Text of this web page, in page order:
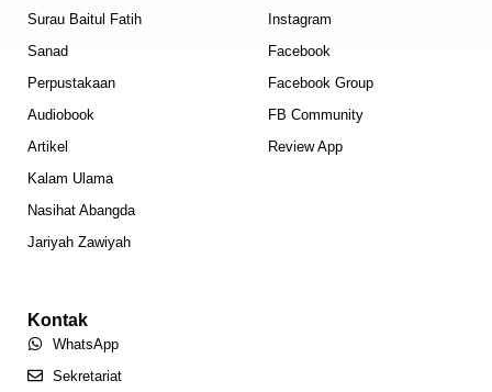
Surau Baitul Fatih
Sanad
Perpustakaan
Audiobook
Artikel
Kalam Ulama
Nasihat Abangda
Jariyah Zawiyah
Instagram
Facebook
Facebook Group
FB Community
Review App
Kontak
WhatsApp
Sekretariat